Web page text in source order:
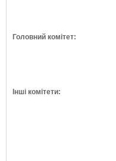
Головний комітет:
Інші комітети: